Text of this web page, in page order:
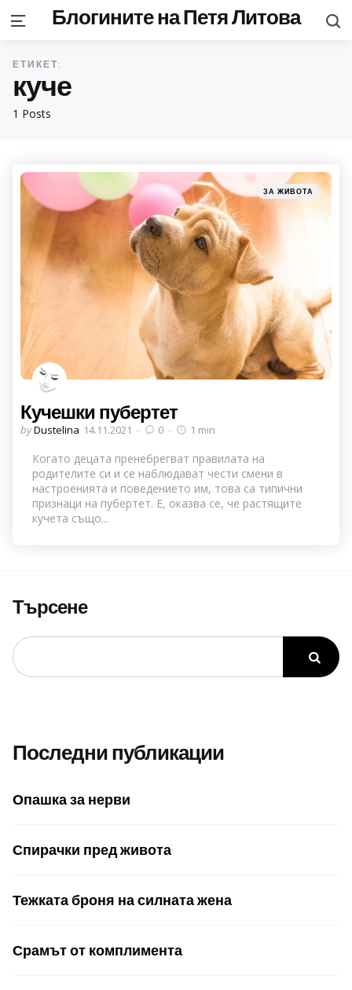
MenuБлогините на Петя Литова
1 Posts
ЕТИКЕТ:
куче
Categories
Posted
in
ЗА ЖИВОТА
Кучешки пубертет
Posted
byDustelina 14.11.2021 0 1 min
Когато децата пренебрегват правилата на
родителите си и се наблюдават чести смени в
настроенията и поведението им, това са типични
признаци на пубертет. Е, оказва се, че растящите
кучета също...
Търсене
Последни публикации
Опашка за нерви
Спирачки пред живота
Тежката броня на силната жена
Срамът от комплимента